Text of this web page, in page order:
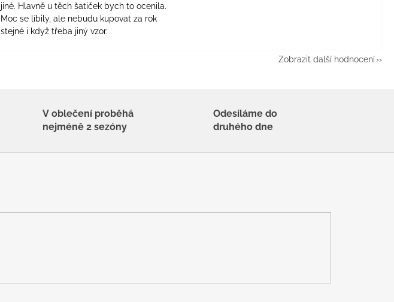
jiné. Hlavně u těch šatiček bych to ocenila.
Moc se líbily, ale nebudu kupovat za rok
stejné i když třeba jiný vzor.
Zobrazit další hodnocení
V oblečení proběhá
nejméně 2 sezóny
Odesíláme do
druhého dne